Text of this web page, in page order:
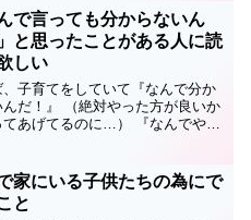
なのか？「言われないとやらな
言った事しかや...
んで言っても分からないん
と思ったことがある人に読
しい
、子育てをしていて『なんで分か
んだ！』 （絶対やった方が良いか
てあげてるのに…） 『なんでやら
時に何度も思いました…⤵️でも色々
て分か...
家にいる子供たちの為にで
と